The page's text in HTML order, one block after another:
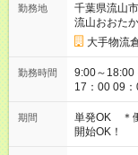
勤務地
千葉県流山市
流山おおた
大手物流
勤務時間
9:00～18:00 その他の時間帯のお仕事も多数あり！ 08：00～
17：00 09
14：00～
期間
単発OK ＊
開始OK！